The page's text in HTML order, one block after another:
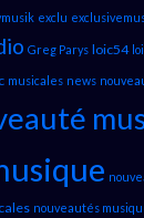
exclu
Greg Parys loic54
musicales news
nouveautés